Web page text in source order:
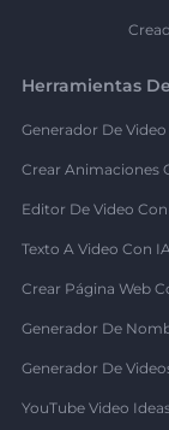
Herramientas
Generador De
Crear Animaciones
Editor De Video
Texto A Video Con
Crear Página Web
Generador De
Generador De
YouTube Video